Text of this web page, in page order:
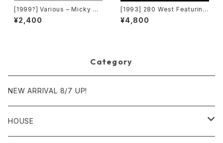
[1999?] Various – Micky Re
cords Vol.41 [Micky Recor
ds.][PROMO]
¥2,400
[1993] 280 West Featuring
Diamond Temple – Love's
Masquerade [Kaleidiasco
¥4,800
Category
NEW ARRIVAL 8/7 UP!
HOUSE